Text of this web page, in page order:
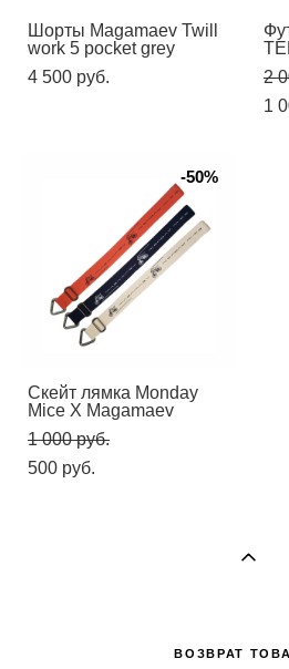
Шорты Magamaev Twill
work 5 pocket grey
4 500 pуб.
2
1
-50%
Скейт лямка Monday
Mice X Magamaev
1 000 pуб.
500 pуб.
ВОЗВРАТ